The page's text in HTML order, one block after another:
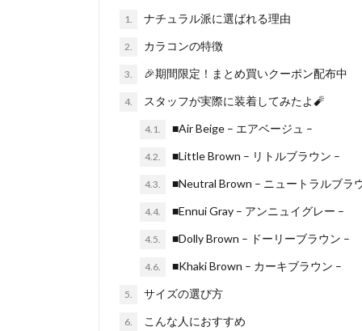
1. ナチュラル派に選ばれる理由
2. カラコンの特徴
3. 🎉期間限定！まとめ買いクーポン配布中
4. スタッフが実際に装着してみたよ🧨
4.1. ■Air Beige – エアベージュ –
4.2. ■Little Brown – リトルブラウン –
4.3. ■Neutral Brown – ニュートラルブラ
4.4. ■Ennui Gray – アンニュイグレー –
4.5. ■Dolly Brown – ドーリーブラウン –
4.6. ■Khaki Brown – カーキブラウン –
5. サイズの選び方
6. こんな人におすすめ